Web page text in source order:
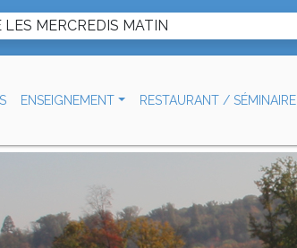
LES MERCREDIS MATIN
ENSEIGNEMENT RESTAURANT / SÉMINAIRE